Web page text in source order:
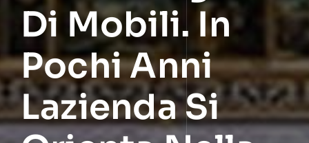
Di Mobili. In
Pochi Anni
Lazienda Si